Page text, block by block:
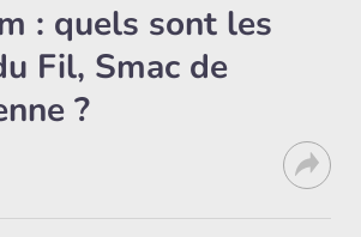
: quels sont les
Fil, Smac de
?